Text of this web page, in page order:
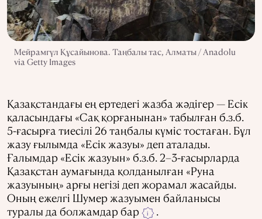
Мейрамгүл Құсайынова. Таңбалы тас, Алматы / Anadolu
via Getty Images
Қазақстандағы ең ертедегі жазба жәдігер — Есік
қаласындағы «Сақ қорғанынан» табылған б.з.б.
5-ғасырға тиесілі 26 таңбалы күміс тостаған. Бұл
жазу ғылымда «Есік жазуы» деп аталады.
Ғалымдар «Есік жазуын» б.з.б. 2–3-ғасырларда
Қазақстан аумағында қолданылған «Руна
жазуының» арғы негізі деп жорамал жасайды.
Оның ежелгі Шумер жазуымен байланысы
туралы да болжамдар бар
i .